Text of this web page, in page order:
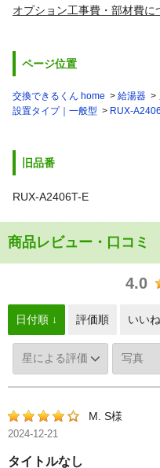
オプション工事費・部材費に
ページ位置
交換できるくん home 給湯器
設置タイプ｜一般型
RUX-
旧品番
RUX-A2406T-E
商品レビュー・口コミ
4.0
日付順 ↓ 評価順 いい
M. S様
2024-12-21
タイトルなし